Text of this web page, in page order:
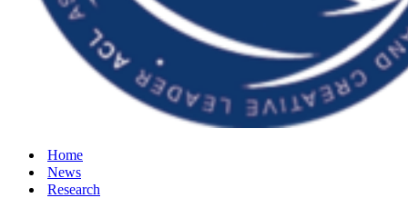
Home
News
Research